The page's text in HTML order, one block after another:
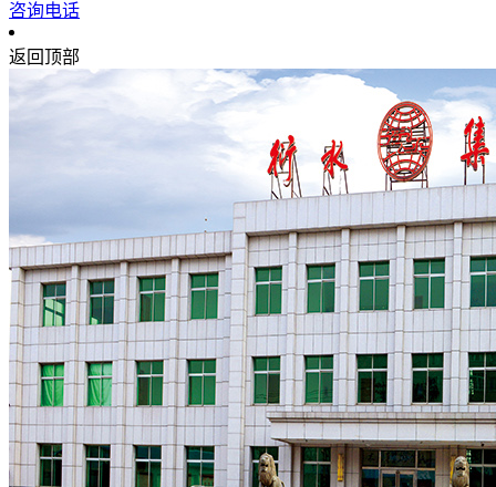
咨询电话
返回顶部